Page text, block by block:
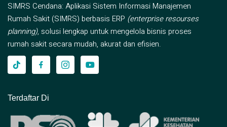
SIMRS Cendana: Aplikasi Sistem Informasi Manajemen
Rumah Sakit (SIMRS) berbasis ERP (enterprise resourses
planning), solusi lengkap untuk mengelola bisnis proses
rumah sakit secara mudah, akurat dan efisien.
Terdaftar Di